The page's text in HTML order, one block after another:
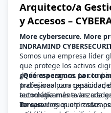
Arquitecto/a
y Accesos –
More cybersecure. More
INDRAMIND
Somos una empresa líder
que protege los activos
de forma segura. La
profesional con
tecnología más avanzada
los servicios que
¿Qué esperamos por tu
Trabajaras para gestionar,
automáticamente las
con privilegios utilizados
Tareas: